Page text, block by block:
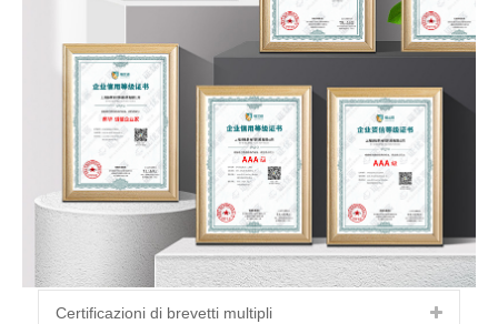
Certificazioni di brevetti multipli